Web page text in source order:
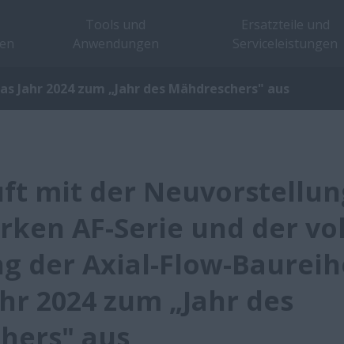
Jahr 2024 zum „Jahr des Mähdreschers" aus
mit der
AF-Serie und der
der Axial-Flow-
2024 zum „Jahr des